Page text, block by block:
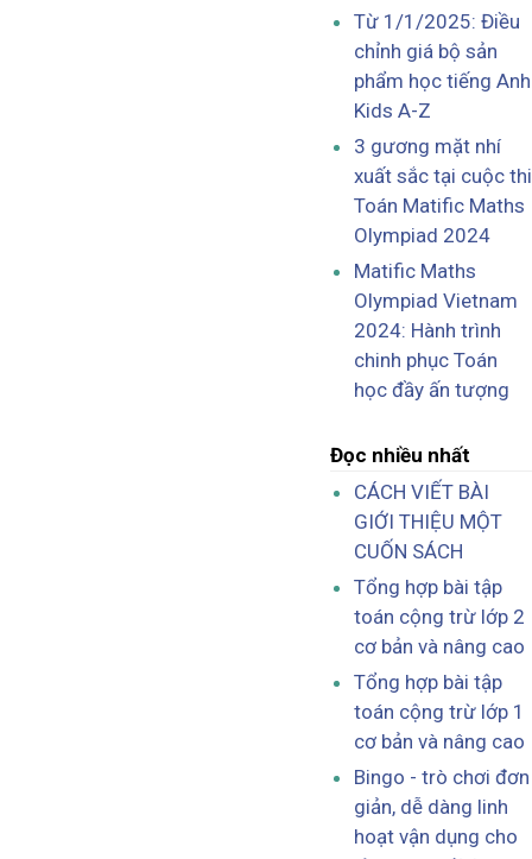
Từ 1/1/2025: Điều
chỉnh giá bộ sản
phẩm học tiếng Anh
Kids A-Z
3 gương mặt nhí
xuất sắc tại cuộc thi
Toán Matific Maths
Olympiad 2024
Matific Maths
Olympiad Vietnam
2024: Hành trình
chinh phục Toán
học đầy ấn tượng
Đọc nhiều nhất
CÁCH VIẾT BÀI
GIỚI THIỆU MỘT
CUỐN SÁCH
Tổng hợp bài tập
toán cộng trừ lớp 2
cơ bản và nâng cao
Tổng hợp bài tập
toán cộng trừ lớp 1
cơ bản và nâng cao
Bingo - trò chơi đơn
giản, dễ dàng linh
hoạt vận dụng cho